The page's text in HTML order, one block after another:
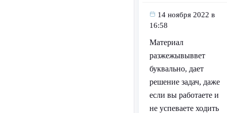
14 ноября 2022 в
16:58
Материал
разжежывыввет
буквально, дает
решение задач, даже
если вы работаете и
не успеваете ходить